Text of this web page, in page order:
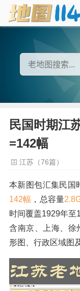
民国时期江
=142幅
江苏（76篇）
本新图包汇集民国
142幅 ，总容量
时间覆盖1929年至
含南京、上海、徐
形图、行政区域图